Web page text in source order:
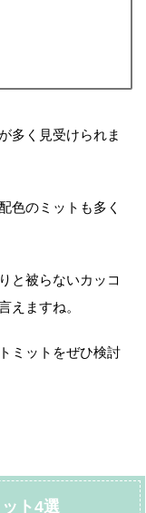
多く見受けられま
色のミットも多く
と被らないカッコ
えますね。
ミットをぜひ検討
ト4選